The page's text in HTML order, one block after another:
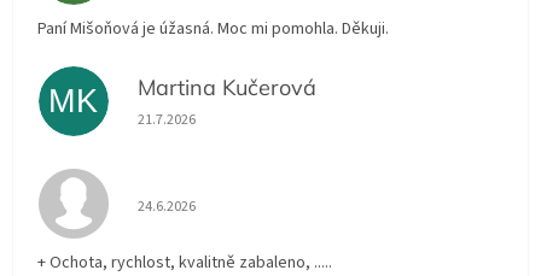
Paní Mišoňová je úžasná. Moc mi pomohla. Děkuji.
MK Martina Kučerová
Hodnocení obchodu je 5 z 5 hvězdiček.
21.7.2026
Hodnocení obchodu je 5 z 5 hvězdiček.
24.6.2026
+ Ochota, rychlost, kvalitně zabaleno, .....